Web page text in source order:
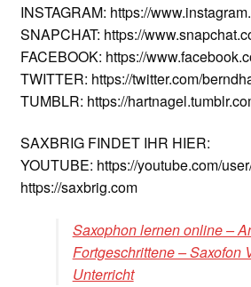
INSTAGRAM: https://
SNAPCHAT: https://
FACEBOOK: https://
TWITTER: https://twitter.com/
TUMBLR: https://
SAXBRIG FINDET IHR HIER:
YOUTUBE: https://youtube.com/
https://saxbrig.com
Saxophon lernen online –
Fortgeschrittene – Saxofon
Unterricht